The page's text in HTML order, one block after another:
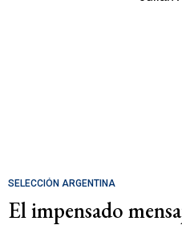
SELECCIÓN ARGENTINA
El impensado